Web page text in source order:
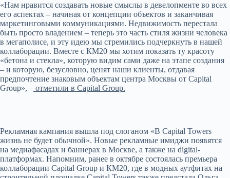
«Нам нравится создавать новые смыслы в девелопменте во всех
его аспектах – начиная от концепции объектов и заканчивая
маркетинговыми коммуникациями. Недвижимость перестала
быть просто владением – теперь это часть стиля жизни человека
в мегаполисе, и эту идею мы стремились подчеркнуть в нашей
коллаборации. Вместе с КМ20 мы хотим показать ту красоту
«бетона и стекла», которую видим сами даже на этапе создания
– и которую, безусловно, ценят наши клиенты, отдавая
предпочтение знаковым объектам центра Москвы от Capital
Group», – отметили в Capital Group.
Рекламная кампания вышла под слоганом «В Capital Towers
жизнь не будет обычной». Новые рекламные имиджи появятся
на медиафасадах и баннерах в Москве, а также на digital-
платформах. Напомним, ранее в октябре состоялась премьера
коллаборации Capital Group и КМ20, где в модных аутфитах на